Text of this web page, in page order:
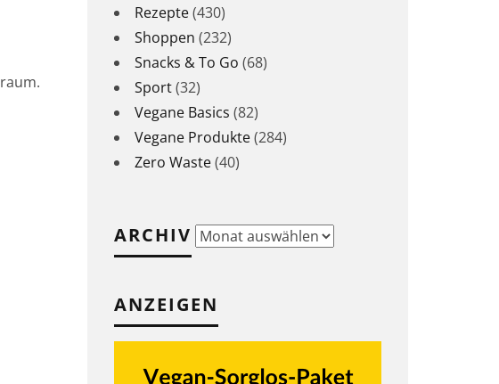
Rezepte(430)
Shoppen (232)
Snacks & To Go (68)
Sport(32)
Vegane Basics (82)
Vegane Produkte(284)
Zero Waste(40)
ARCHIV Archiv
ANZEIGEN